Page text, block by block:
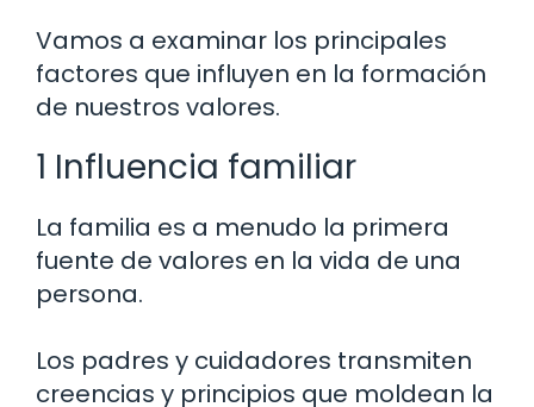
Vamos a examinar los principales
factores que influyen en la formación
de nuestros valores.
1 Influencia familiar
La familia es a menudo la primera
fuente de valores en la vida de una
persona.
Los padres y cuidadores transmiten
creencias y principios que moldean la